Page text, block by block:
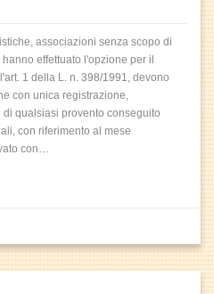
associazioni senza scopo di
effettuato l'opzione per il
1 della L. n. 398/1991, devono
con unica registrazione,
qualsiasi provento conseguito
con riferimento al mese
con…